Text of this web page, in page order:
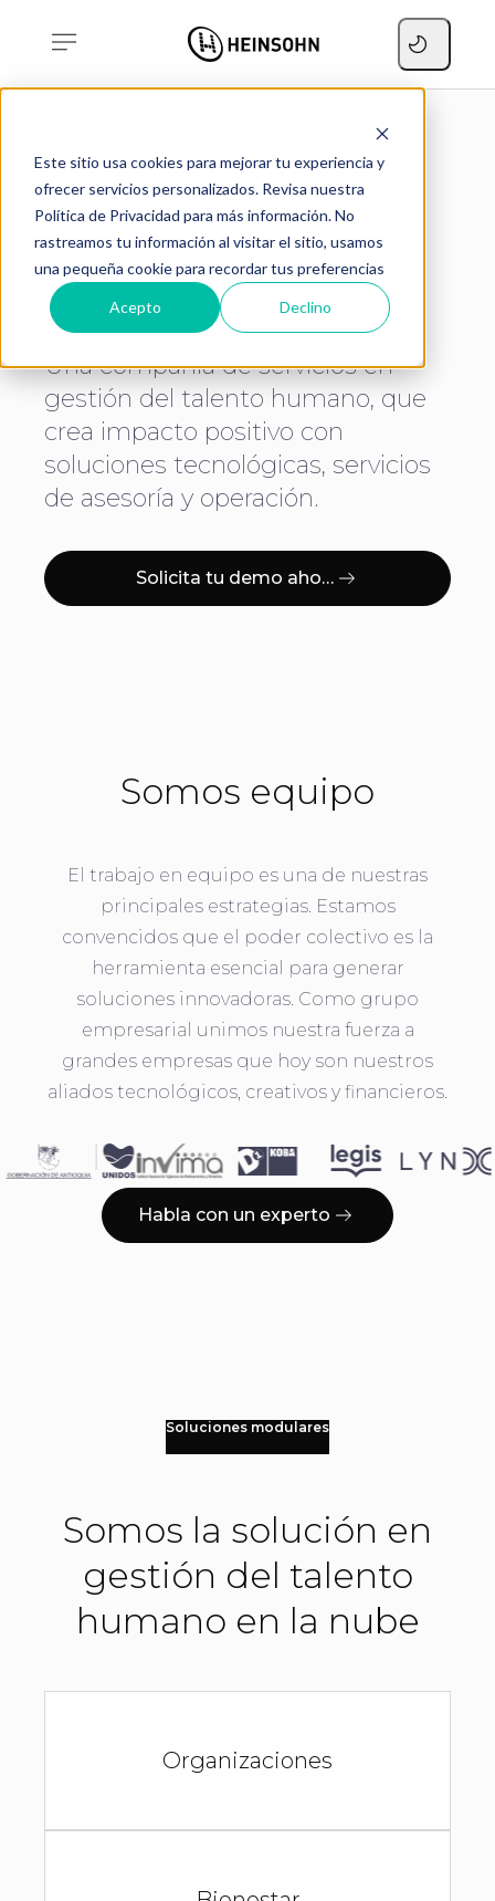
Este sitio usa cookies para mejorar tu experiencia y
ofrecer servicios personalizados. Revisa nuestra
Política de Privacidad para más información. No
rastreamos tu información al visitar el sitio, usamos
una pequeña cookie para recordar tus preferencias
Acepto Declino
Home Gestión Humana y Nómina
Gestión Humana
y Nómina
Una compañía de servicios en
gestión del talento humano, que
crea impacto positivo con
soluciones tecnológicas, servicios
de asesoría y operación.
Solicita tu demo ahora
Somos equipo
El trabajo en equipo es una de nuestras
principales estrategias. Estamos
convencidos que el poder colectivo es la
herramienta esencial para generar
soluciones innovadoras. Como grupo
empresarial unimos nuestra fuerza a
grandes empresas que hoy son nuestros
aliados tecnológicos, creativos y financieros.
Habla con un experto
Soluciones modulares
Somos la solución en
gestión del talento
humano en la nube
Organizaciones